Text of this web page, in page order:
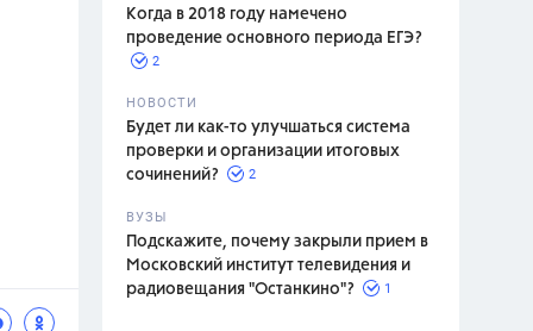
Когда в 2018 году намечено
проведение основного периода ЕГЭ?
2
НОВОСТИ
Будет ли как-то улучшаться система
проверки и организации итоговых
сочинений?
2
ВУЗЫ
Подскажите, почему закрыли прием в
Московский институт телевидения и
радиовещания "Останкино"?
1